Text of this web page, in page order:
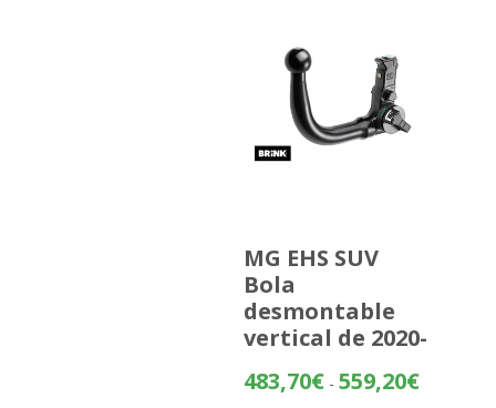
MG EHS SUV
Bola
desmontable
vertical de 2020-
483,70€ - 559,20€Rango